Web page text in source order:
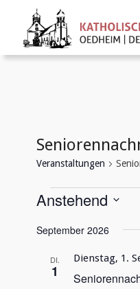
Veranstaltungen
Anstehend
wählen.
September 2026
DI.
1
Dienstag, 1.